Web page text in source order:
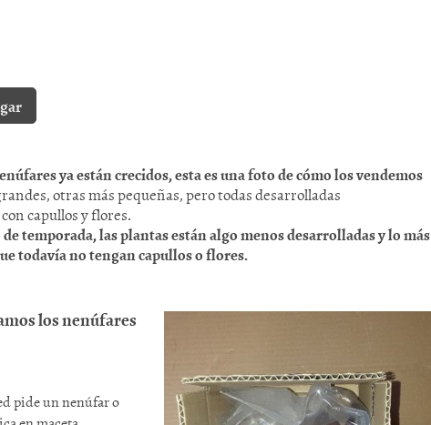
ya están crecidos, esta es una foto de cómo los vendemos
otras más pequeñas, pero todas desarrolladas
capullos y flores.
temporada, las plantas están algo menos desarrolladas y lo más
todavía no tengan capullos o flores.
los nenúfares
pide un nenúfar o